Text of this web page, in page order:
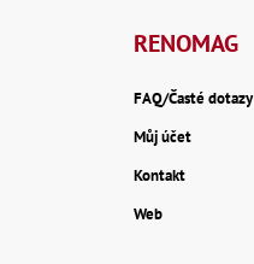
RENOMAG
FAQ/Časté dotazy
Můj účet
Kontakt
Web